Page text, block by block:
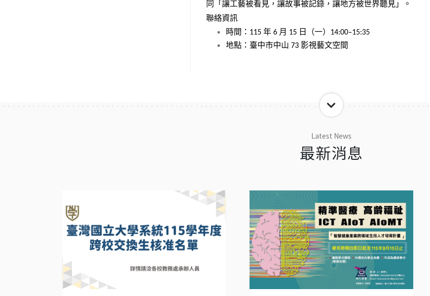
同「讓工藝被看見，讓故事被記錄，讓地方被世界聽見」。
聯絡資訊
時間：115 年 6 月 15 日（一）14:00–15:35
地點：臺中市中山 73 影視藝文空間
Latest News
最新消息